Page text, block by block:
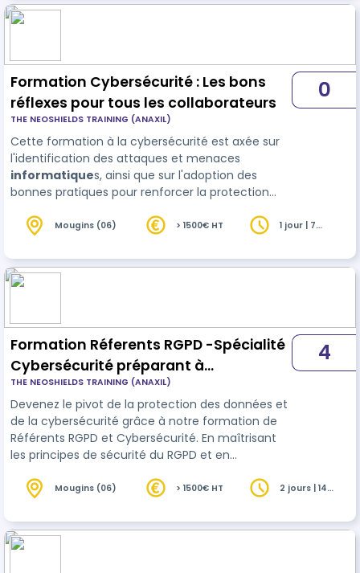
éventail de sujets, y compris les concepts de
Formation Cybersécurité : Les bons
réflexes pour tous les collaborateurs
THE NEOSHIELDS TRAINING (ANAXIL)
Cette formation à la cybersécurité est axée sur
l'identification des attaques et menaces
informatiques, ainsi que sur l'adoption des
bonnes pratiques pour renforcer la protection
EN INTRA-ENTREPRISE, NOUS CONTACTER POUR
0
Mougins (06) > 1500€ HT
1 jour | 7
Formation Réferents RGPD -Spécialité
Cybersécurité préparant à
certification Bureau Véritas
THE NEOSHIELDS TRAINING (ANAXIL)
Devenez le pivot de la protection des données et
de la cybersécurité grâce à notre formation de
Référents RGPD et Cybersécurité. En maîtrisant
les principes de sécurité du RGPD et en
cybersécurité dans la conformité, vous serez le
numérique sûr et conforme. FORMATION
EGALEMENT DISPONIBLE EN INTRA-ENTREPRISE, NOUS
4
Mougins (06) > 1500€ HT
2 jours | 14